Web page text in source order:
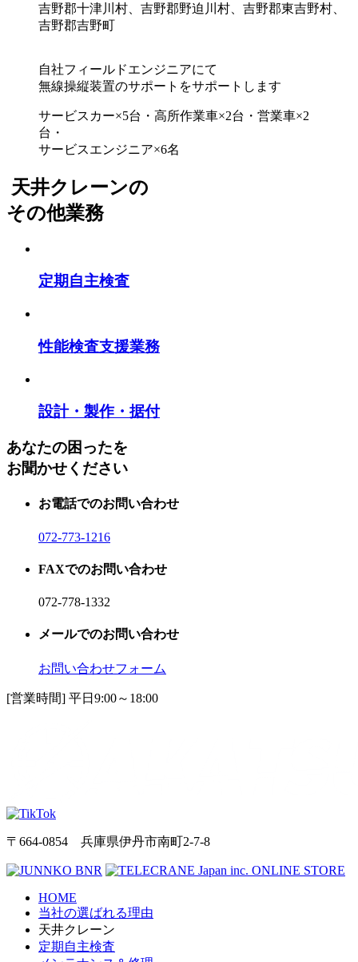
吉野郡十津川村、吉野郡野迫川村、吉野郡東吉野村、
吉野郡吉野町
自社フィールドエンジニアにて
無線操縦装置のサポートをサポートします
サービスカー×5台・高所作業車×2台・営業車×2
台・
サービスエンジニア×6名
天井クレーンの
その他業務
定期自主検査
性能検査支援業務
設計・製作・据付
あなたの困ったを
お聞かせください
お電話でのお問い合わせ
072-773-1216
FAXでのお問い合わせ
072-778-1332
メールでのお問い合わせ
お問い合わせフォーム
[営業時間] 平日9:00～18:00
〒664-0854 兵庫県伊丹市南町2-7-8
HOME
当社の選ばれる理由
天井クレーン
定期自主検査